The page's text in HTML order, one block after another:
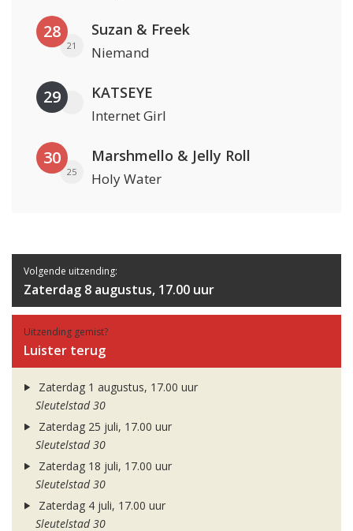
28
21
Suzan & Freek
Niemand
29 KATSEYE
Internet Girl
30
25
Marshmello & Jelly Roll
Holy Water
Volgende uitzending:
Zaterdag 8 augustus, 17.00 uur
Uitzending gemist?
Luister terug
Zaterdag 1 augustus, 17.00 uur
Sleutelstad 30
Zaterdag 25 juli, 17.00 uur
Sleutelstad 30
Zaterdag 18 juli, 17.00 uur
Sleutelstad 30
Zaterdag 4 juli, 17.00 uur
Sleutelstad 30